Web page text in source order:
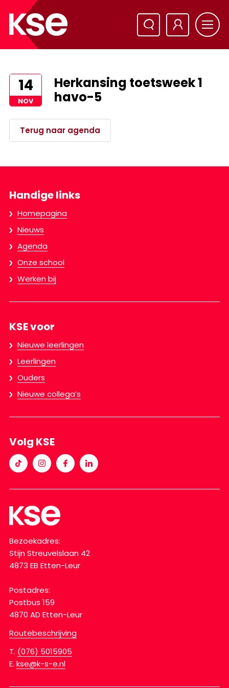
14
NOV
Herkansing toetsweek 1
havo-5
Terug naar agenda
Handige links
Homepagina
Nieuws
Agenda
Onze school
Werken bij
KSE voor
Nieuwe leerlingen
Leerlingen
Ouders
Nieuwe collega’s
Volg KSE
Bezoekadres:
Stijn Streuvelslaan 42
4873 EB Etten-Leur
Postadres:
Postbus 159
4870 AD Etten-Leur
Routebeschrijving
T. (076) 5015905
E. kse@k-s-e.nl